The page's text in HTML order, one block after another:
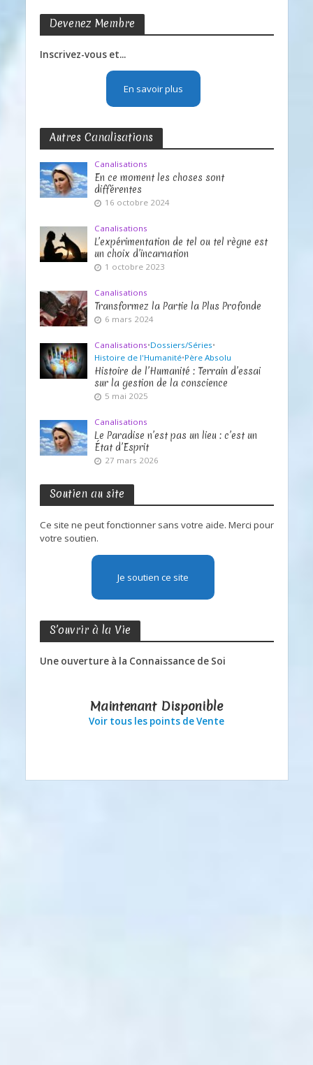
Devenez Membre
Inscrivez-vous et...
En savoir plus
Autres Canalisations
Canalisations
En ce moment les choses sont
différentes
16 octobre 2024
Canalisations
L’expérimentation de tel ou tel règne est
un choix d’incarnation
1 octobre 2023
Canalisations
Transformez la Partie la Plus Profonde
6 mars 2024
Canalisations•Dossiers/Séries•
Histoire de l'Humanité•Père Absolu
Histoire de l’Humanité : Terrain d’essai
sur la gestion de la conscience
5 mai 2025
Canalisations
Le Paradise n’est pas un lieu : c’est un
État d’Esprit
27 mars 2026
Soutien au site
Ce site ne peut fonctionner sans votre aide. Merci pour
votre soutien.
Je soutien ce site
S’ouvrir à la Vie
Une ouverture à la Connaissance de Soi
Maintenant Disponible
Voir tous les points de Vente